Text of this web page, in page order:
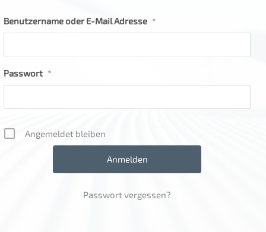
Benutzername oder E-Mail Adresse *
Passwort *
Angemeldet bleiben
Passwort vergessen?